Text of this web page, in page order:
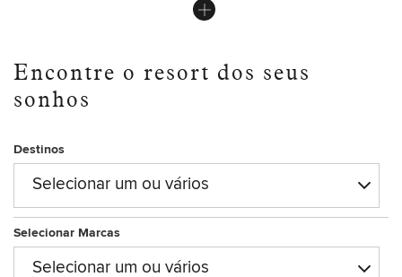
Encontre o resort dos seus
sonhos
Destinos
Selecionar um ou vários
Selecionar Marcas
Selecionar um ou vários